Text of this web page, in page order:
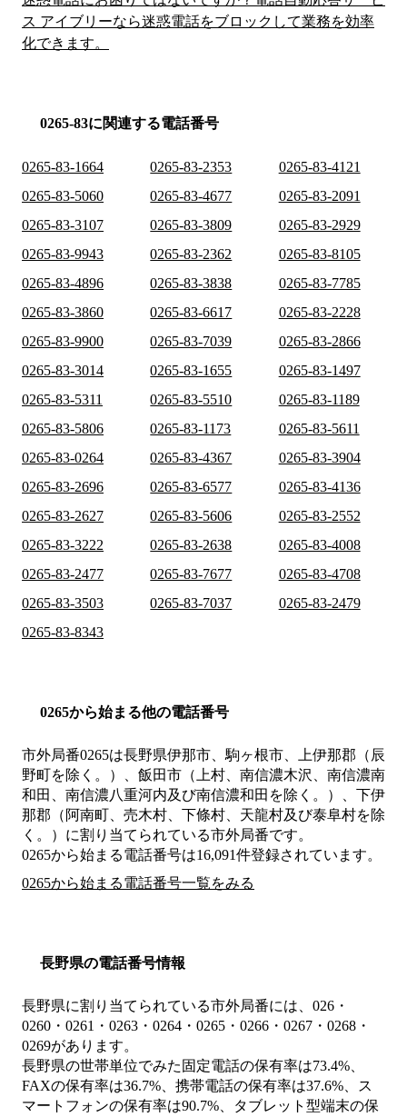
ス アイブリーなら迷惑電話をブロックして業務を効率
化できます。
0265-83に関連する電話番号
0265-83-1664 0265-83-2353
0265-83-4121
0265-83-5060
0265-83-4677
0265-83-2091
0265-83-3107
0265-83-3809
0265-83-2929
0265-83-9943
0265-83-2362
0265-83-8105
0265-83-4896
0265-83-3838
0265-83-7785
0265-83-3860
0265-83-6617
0265-83-2228
0265-83-9900
0265-83-7039
0265-83-2866
0265-83-3014
0265-83-1655
0265-83-1497
0265-83-5311
0265-83-5510
0265-83-1189
0265-83-5806
0265-83-1173
0265-83-5611
0265-83-0264
0265-83-4367
0265-83-3904
0265-83-2696
0265-83-6577
0265-83-4136
0265-83-2627
0265-83-5606
0265-83-2552
0265-83-3222
0265-83-2638
0265-83-4008
0265-83-2477
0265-83-7677
0265-83-4708
0265-83-3503
0265-83-7037
0265-83-2479
0265-83-8343
0265から始まる他の電話番号
市外局番0265は長野県伊那市、駒ヶ根市、上伊那郡（辰
野町を除く。）、飯田市（上村、南信濃木沢、南信濃南
和田、南信濃八重河内及び南信濃和田を除く。）、下伊
那郡（阿南町、売木村、下條村、天龍村及び泰阜村を除
く。） に割り当てられている市外局番です。
0265から始まる電話番号は16,091件登録されています。
0265から始まる電話番号一覧をみる
長野県の電話番号情報
長野県に割り当てられている市外局番には、026・
0260・0261・0263・0264・0265・0266・0267・0268・
0269があります。
長野県の世帯単位でみた固定電話の保有率は73.4%、
FAXの保有率は36.7%、携帯電話の保有率は37.6%、ス
マートフォンの保有率は90.7%、タブレット型端末の保